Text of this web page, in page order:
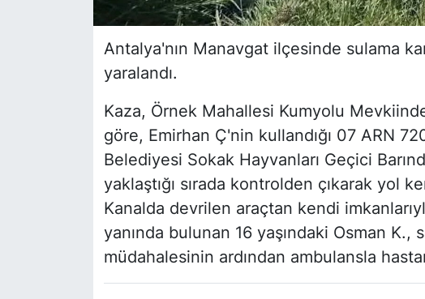
Antalya'nın Manavgat ilçesinde sulama
yaralandı.
Kaza, Örnek Mahallesi Kumyolu
göre, Emirhan Ç'nin kullandığı 07 ARN
Belediyesi Sokak Hayvanları Geçici
yaklaştığı sırada kontrolden çıkarak yol
Kanalda devrilen araçtan kendi
yanında bulunan 16 yaşındaki Osman
müdahalesinin ardından ambulansla